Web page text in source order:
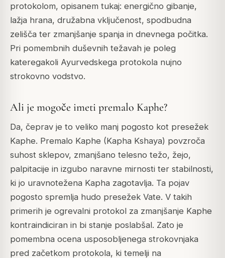
protokolom, opisanem tukaj: energično gibanje,
lažja hrana, družabna vključenost, spodbudna
zelišča ter zmanjšanje spanja in dnevnega počitka.
Pri pomembnih duševnih težavah je poleg
kateregakoli Ayurvedskega protokola nujno
strokovno vodstvo.
Ali je mogoče imeti premalo Kaphe?
Da, čeprav je to veliko manj pogosto kot presežek
Kaphe. Premalo Kaphe (Kapha Kshaya) povzroča
suhost sklepov, zmanjšano telesno težo, žejo,
palpitacije in izgubo naravne mirnosti ter stabilnosti,
ki jo uravnotežena Kapha zagotavlja. Ta pojav
pogosto spremlja hudo presežek Vate. V takih
primerih je ogrevalni protokol za zmanjšanje Kaphe
kontraindiciran in bi stanje poslabšal. Zato je
pomembna ocena usposobljenega strokovnjaka
pred začetkom protokola, ki temelji na